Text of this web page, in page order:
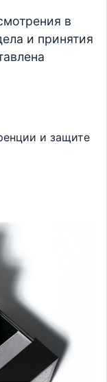
в
и принятия
и защите